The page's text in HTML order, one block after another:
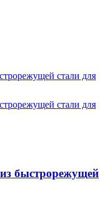
быстрорежущей